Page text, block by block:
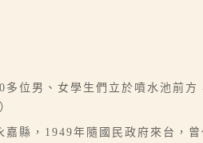
位男、女學生們立於噴水池前
縣，1949年隨國民政府來台，